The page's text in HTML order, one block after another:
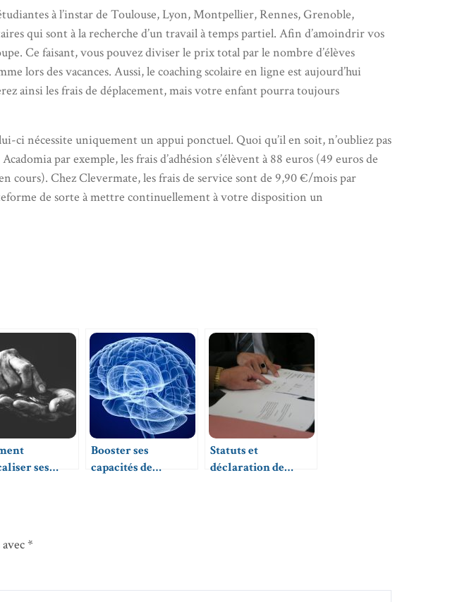
à l’instar de Toulouse, Lyon, Montpellier, Rennes, Grenoble,
qui sont à la recherche d’un travail à temps partiel. Afin d’amoindrir vos
Ce faisant, vous pouvez diviser le prix total par le nombre d’élèves
lors des vacances. Aussi, le coaching scolaire en ligne est aujourd’hui
ainsi les frais de déplacement, mais votre enfant pourra toujours
nécessite uniquement un appui ponctuel. Quoi qu’il en soit, n’oubliez pas
par exemple, les frais d’adhésion s’élèvent à 88 euros (49 euros de
cours). Chez Clevermate, les frais de service sont de 9,90 €/mois par
de sorte à mettre continuellement à votre disposition un
ses
Booster ses
capacités de
Statuts et
déclaration de
*